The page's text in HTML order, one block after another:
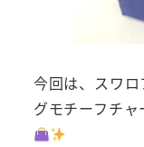
今回は、スワロ
グモチーフチ